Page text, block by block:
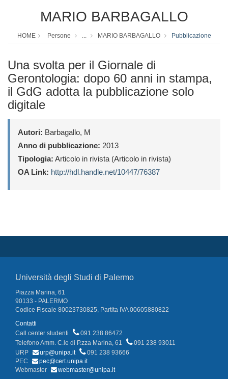
MARIO BARBAGALLO
HOME Persone ... MARIO BARBAGALLO Pubblicazione
Una svolta per il Giornale di
Gerontologia: dopo 60 anni in stampa,
il GdG adotta la pubblicazione solo
digitale
Autori: Barbagallo, M
Anno di pubblicazione: 2013
Tipologia: Articolo in rivista (Articolo in rivista)
OA Link: http://hdl.handle.net/10447/76387
Università degli Studi di Palermo
Piazza Marina, 61
90133 - PALERMO
Codice Fiscale 80023730825, Partita IVA 00605880822
Contatti
Call center studenti
091 238 86472
Telefono Amm. C.le di P.zza Marina, 61
091 238 93011
URP
urp@unipa.it
091 238 93666
PEC
pec@cert.unipa.it
Webmaster
webmaster@unipa.it